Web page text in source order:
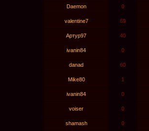
Daemon 0
valentine7 69
Артур97 40
ivanin84 0
danad 60
Mike80 1
ivanin84 0
voiser 0
shamash 0